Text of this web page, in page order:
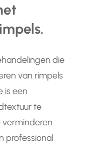
die
van rimpels
is een
te
professional